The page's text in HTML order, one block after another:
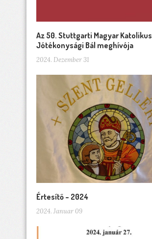
Az 50. Stuttgarti Magyar Katolikus
Jótékonysági Bál meghívója
2024. Dezember 31
Értesítő – 2024
2024. Januar 09